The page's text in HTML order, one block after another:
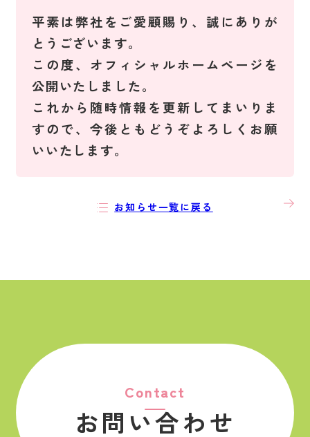
平素は弊社をご愛顧賜り、誠にありが
とうございます。
この度、オフィシャルホームページを
公開いたしました。
これから随時情報を更新してまいりま
すので、今後ともどうぞよろしくお願
いいたします。
お知らせ一覧に戻る
ビ
ン
次の
記事
Contact
お問い合わせ